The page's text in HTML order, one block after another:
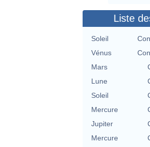
Liste
Soleil
Vénus
Mars
Lune
Soleil
Mercure
Jupiter
Mercure